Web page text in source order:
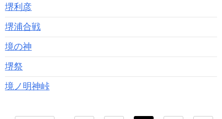
堺利彦
堺浦合戦
境の神
堺祭
境ノ明神峠